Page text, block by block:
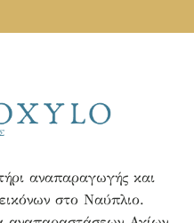
αναπαραγωγής και
στο Ναύπλιο.